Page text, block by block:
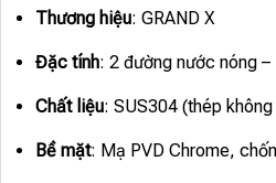
Thương hiệu: GRAND X
Đặc tính: 2 đường nước nóng –
Chất liệu: SUS304 (thép
Bề mặt: Mạ PVD Chrome,